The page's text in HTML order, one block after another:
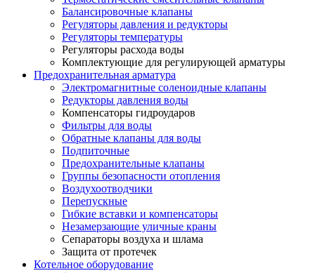
Балансировочные клапаны
Регуляторы давления и редукторы
Регуляторы температуры
Регуляторы расхода воды
Комплектующие для регулирующей арматуры
Предохранительная арматура
Электромагнитные соленоидные клапаны
Редукторы давления воды
Компенсаторы гидроударов
Фильтры для воды
Обратные клапаны для воды
Подпиточные
Предохранительные клапаны
Группы безопасности отопления
Воздухоотводчики
Перепускные
Гибкие вставки и компенсаторы
Незамерзающие уличные краны
Сепараторы воздуха и шлама
Защита от протечек
Котельное оборудование